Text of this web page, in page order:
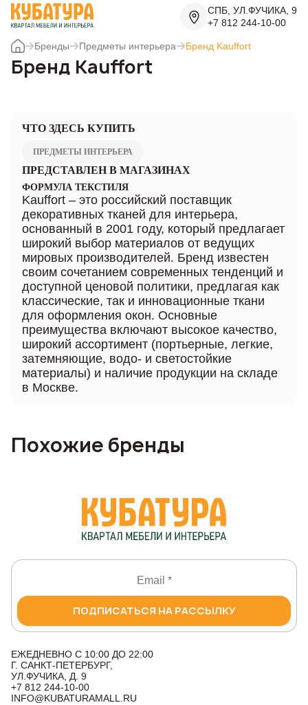
СПБ, УЛ.ФУЧИКА, 9
+7 812 244-10-00
Бренды Предметы интерьера Бренд Kauffort
Бренд Kauffort
ЧТО ЗДЕСЬ КУПИТЬ
ПРЕДМЕТЫ ИНТЕРЬЕРА
ПРЕДСТАВЛЕН В МАГАЗИНАХ
ФОРМУЛА ТЕКСТИЛЯ
Kauffort – это российский поставщик
декоративных тканей для интерьера,
основанный в 2001 году, который предлагает
широкий выбор материалов от ведущих
мировых производителей. Бренд известен
своим сочетанием современных тенденций и
доступной ценовой политики, предлагая как
классические, так и инновационные ткани
для оформления окон. Основные
преимущества включают высокое качество,
широкий ассортимент (портьерные, легкие,
затемняющие, водо- и светостойкие
материалы) и наличие продукции на складе
в Москве.
Похожие бренды
ПОДПИСАТЬСЯ НА РАССЫЛКУ
ЕЖЕДНЕВНО С 10:00 ДО 22:00
Г. САНКТ-ПЕТЕРБУРГ,
УЛ.ФУЧИКА, Д. 9
+7 812 244-10-00
INFO@KUBATURAMALL.RU